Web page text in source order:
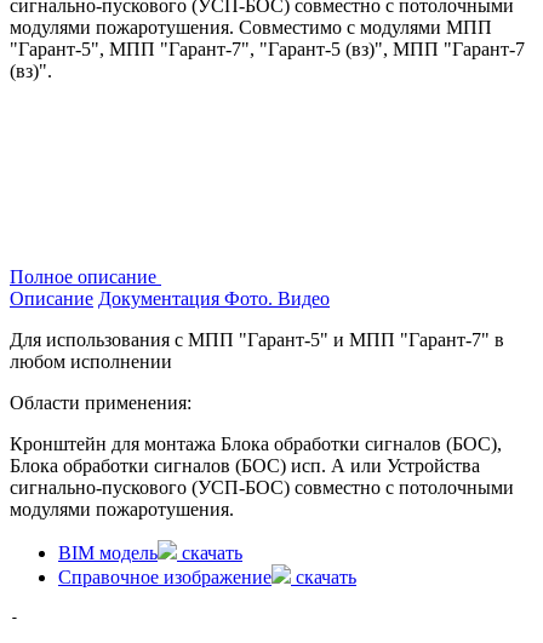
сигнально-пускового (УСП-БОС) совместно с потолочными
модулями пожаротушения. Совместимо с модулями МПП
"Гарант-5", МПП "Гарант-7", "Гарант-5 (вз)", МПП "Гарант-7
(вз)".
Полное описание
Описание Документация Фото. Видео
Для использования с МПП "Гарант-5" и МПП "Гарант-7" в
любом исполнении
Области применения:
Кронштейн для монтажа Блока обработки сигналов (БОС),
Блока обработки сигналов (БОС) исп. А или Устройства
сигнально-пускового (УСП-БОС) совместно с потолочными
модулями пожаротушения.
BIM модель
скачать
Справочное изображение
скачать
-